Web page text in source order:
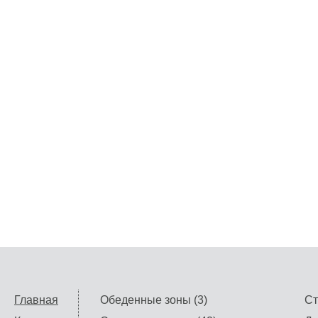
Главная
Обеденные зоны (3)